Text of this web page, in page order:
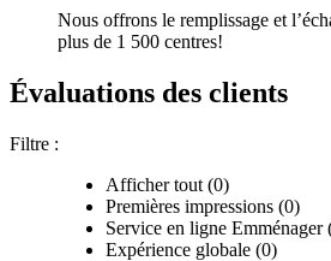
Nous offrons le remplissage et
plus de 1 500 centres!
Évaluations des clients
Filtre :
Afficher tout (0)
Premières impressions (0)
Service en ligne Emménager
Expérience globale (0)